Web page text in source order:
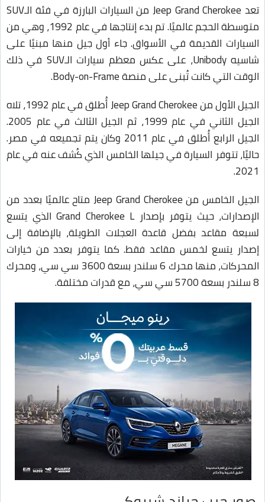
تعد Jeep Grand Cherokee من السيارات البارزة في فئة الـSUV
متوسطة الحجم عالميًا. تم بدء إنتاجها في عام 1992، وهي من
السيارات القديمة في الأسواق. جاء أول جيل منها مبنيًا على
شاسيه Unibody، على عكس معظم سيارات الـSUV في ذلك
الوقت التي كانت تُبنى على منصة Body-on-Frame.
الجيل الأول من Jeep Grand Cherokee أُطلق في عام 1992، تلاه
الجيل الثاني في عام 1999، ثم الجيل الثالث في عام 2005.
الجيل الرابع أُطلق في عام 2011 وكان يتم تجميعه في مصر.
حاليًا، تتوفر السيارة في جيلها الخامس الذي كُشف عنه في عام
2021.
الجيل الخامس من Jeep Grand Cherokee متاح عالميًا بعدد من
الإصدارات، حيث يتوفر بإصدار Grand Cherokee L الذي يتسع
لسبعة مقاعد بفضل قاعدة العجلات الطويلة، بالإضافة إلى
إصدار يتسع لخمس مقاعد فقط. كما يتوفر بعدد من خيارات
المحركات، منها محرك 6 سلندر بسعة 3600 سي سي، ومحرك
8 سلندر بسعة 5700 سي سي، مع قدرات مختلفة.